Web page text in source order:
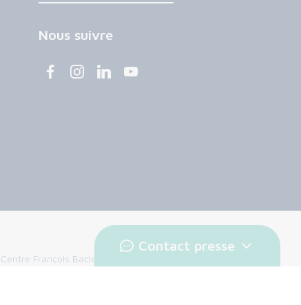
Contact presse
Nous suivre
François Baclesse. Tous droits réservés.